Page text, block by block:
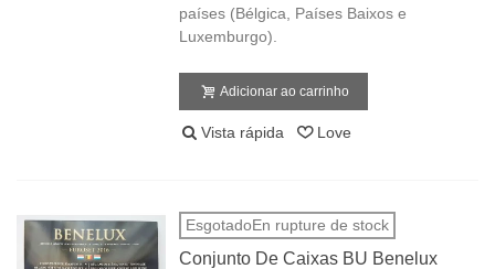
países (Bélgica, Países Baixos e
Luxemburgo).
Adicionar ao carrinho
Vista rápida Love
EsgotadoEn rupture de stock
Conjunto De Caixas BU Benelux